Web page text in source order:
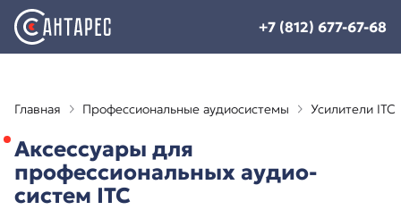
+7 (812) 677-67-68
Главная Профессиональные аудиосистемы Усилители ITC
Аксессуары для
профессиональных аудио-
систем ITC